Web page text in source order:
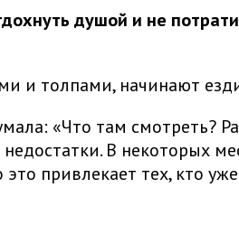
душой и не
и толпами, начинают
«Что там смотреть?
В некоторых
привлекает тех, кто